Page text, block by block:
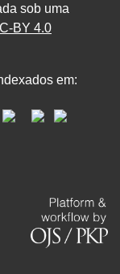
sob uma
BY 4.0
em: